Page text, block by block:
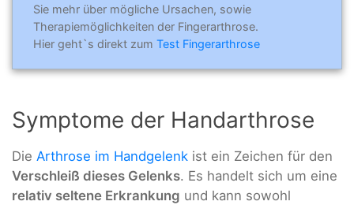
Sie mehr über mögliche Ursachen, sowie
Therapiemöglichkeiten der Fingerarthrose.
Hier geht`s direkt zum Test Fingerarthrose
Symptome der Handarthrose
Die Arthrose im Handgelenk ist ein Zeichen für den
Verschleiß dieses Gelenks. Es handelt sich um eine
relativ seltene Erkrankung und kann sowohl